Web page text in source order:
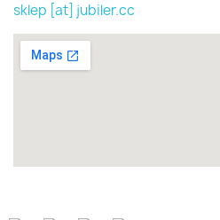
sklep [at] jubiler.cc